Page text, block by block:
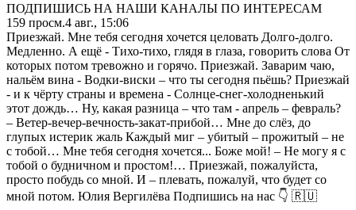
ПОДПИШИСЬ НА НАШИ КАНАЛЫ ПО ИНТЕРЕСАМ
159 просм.4 авг., 15:06
Приезжай. Мне тебя сегодня хочется целовать Долго-долго.
Медленно. А ещё - Тихо-тихо, глядя в глаза, говорить слова От
которых потом тревожно и горячо. Приезжай. Заварим чаю,
нальём вина - Водки-виски – что ты сегодня пьёшь? Приезжай
- и к чёрту страны и времена - Солнце-снег-холодненький
этот дождь… Ну, какая разница – что там - апрель – февраль?
– Ветер-вечер-вечность-закат-прибой… Мне до слёз, до
глупых истерик жаль Каждый миг – убитый – прожитый – не
с тобой… Мне тебя сегодня хочется... Боже мой! – Не могу я с
тобой о будничном и простом!… Приезжай, пожалуйста,
просто побудь со мной. И – плевать, пожалуй, что будет со
мной потом. Юлия Вергилёва Подпишись на нас 👇 🇷🇺